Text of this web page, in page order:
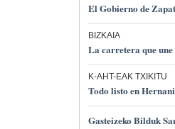
El Gobierno de
BIZKAIA
La carretera que
K-AHT-EAK TXIKITU
Todo listo en
Gasteizeko Bilduk